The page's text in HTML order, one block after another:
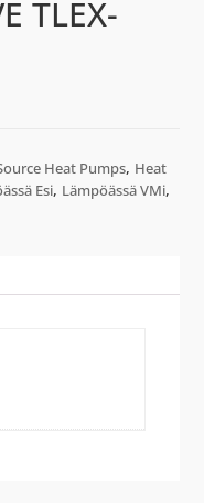
TLEX-
Heat Pumps, Heat
Esi, Lämpöässä VMi,